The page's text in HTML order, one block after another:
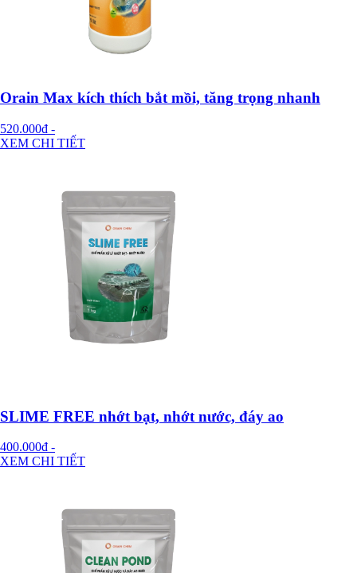
Orain Max kích thích bắt mồi, tăng trọng nhanh
520.000đ -
XEM CHI TIẾT
SLIME FREE nhớt bạt, nhớt nước, đáy ao
400.000đ -
XEM CHI TIẾT